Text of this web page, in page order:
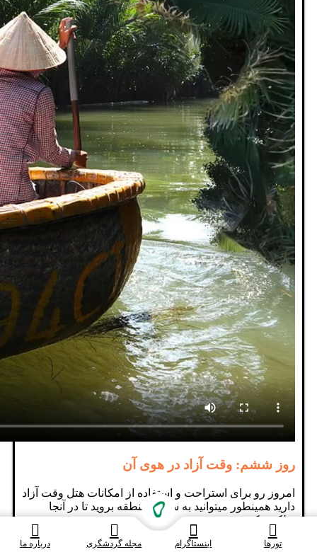
روز ششم: وقت آزاد در هوی آن
امروز رو برای استراحت و استفاده از امکانات هتل وقت آزاد
دارید همینطور میتوانید به ساحل منطقه بروید تا در آنجا
ریلکس کنید.
روز هفتم: پرواز به هانوی
تورها اینستاگرام مجله گردشگری درباره ما